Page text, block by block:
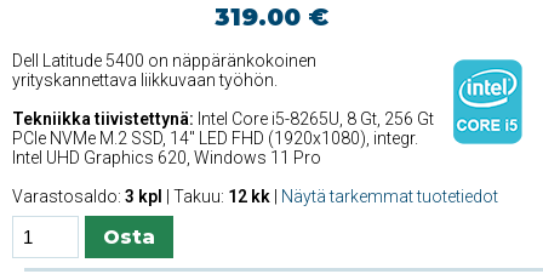
319.00 €
Dell Latitude 5400 on näppäränkokoinen
yrityskannettava liikkuvaan työhön.
Tekniikka tiivistettynä: Intel Core i5-8265U, 8 Gt, 256 Gt
PCIe NVMe M.2 SSD, 14'' LED FHD (1920x1080), integr.
Intel UHD Graphics 620, Windows 11 Pro
Varastosaldo: 3 kpl | Takuu: 12 kk Näytä tarkemmat tuotetiedot